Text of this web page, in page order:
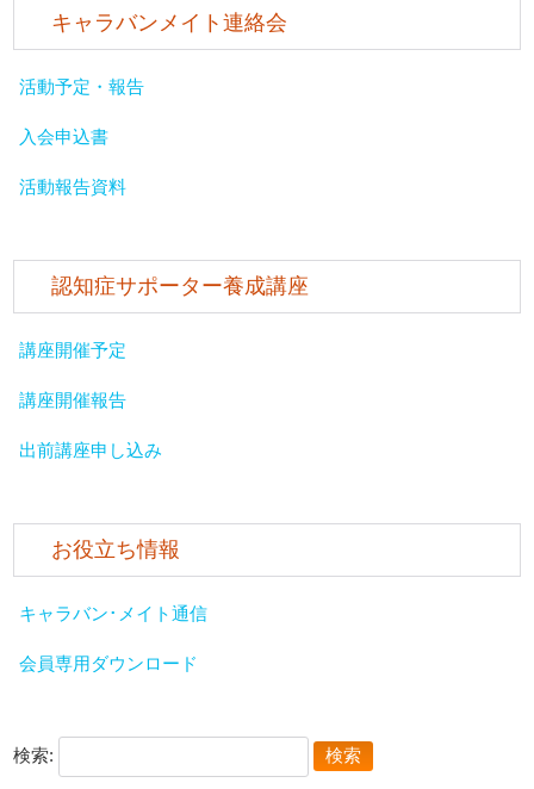
キャラバンメイト連絡会
活動予定・報告
入会申込書
活動報告資料
認知症サポーター養成講座
講座開催予定
講座開催報告
出前講座申し込み
お役立ち情報
キャラバン･メイト通信
会員専用ダウンロード
検索: